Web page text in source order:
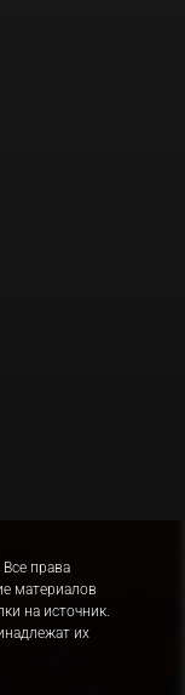
права
материалов
на источник.
их